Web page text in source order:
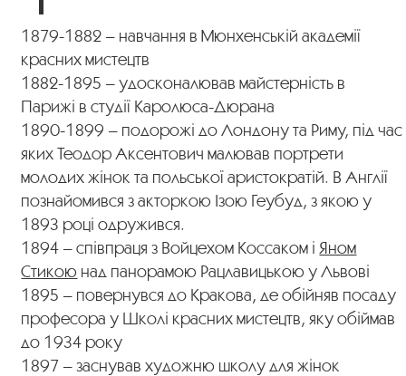
1879-1882 – навчання в Мюнхенській академії
красних мистецтв
1882-1895 – удосконалював майстерність в
Парижі в студії Каролюса-Дюрана
1890-1899 – подорожі до Лондону та Риму, під час
яких Теодор Аксентович малював портрети
молодих жінок та польської аристократій. В Англії
познайомився з акторкою Ізою Геубуд, з якою у
1893 році одружився.
1894 – співпраця з Войцехом Коссаком і Яном
Стикою над панорамою Рацлавицькою у Львові
1895 – повернувся до Кракова, де обійняв посаду
професора у Школі красних мистецтв, яку обіймав
до 1934 року
1897 – заснував художню школу для жінок